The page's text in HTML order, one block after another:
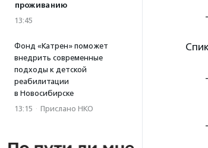
проживанию
13:45
Фонд «Катрен» поможет
внедрить современные
подходы к детской
реабилитации
в Новосибирске
13:15 · Прислано НКО